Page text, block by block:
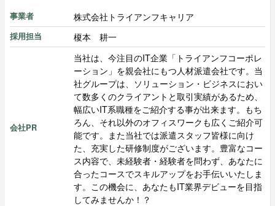
事業者 株式会社トライアンフキャリア
採用担当 榎本 耕一
会社PR
当社は、今注目のIT企業「トライアンフコーポレ
ーション」を親会社にもつ人材派遣会社です。当
社グループは、ソリューション・ビジネスにおい
て数多くのクライアントと取引実績があるため、
幅広いIT系職種をご紹介する事が出来ます。もち
ろん、それ以外のオフィスワークも広くご紹介可
能です。また当社では派遣スタッフ皆様に向け
た、充実した研修制度がございます。豊富なコー
ス内容で、未経験者・経験者を問わず、あなたに
合ったコースでスキルアップをお手伝いいたしま
す。この機会に、あなたもIT業界デビューを目指
してみませんか！？